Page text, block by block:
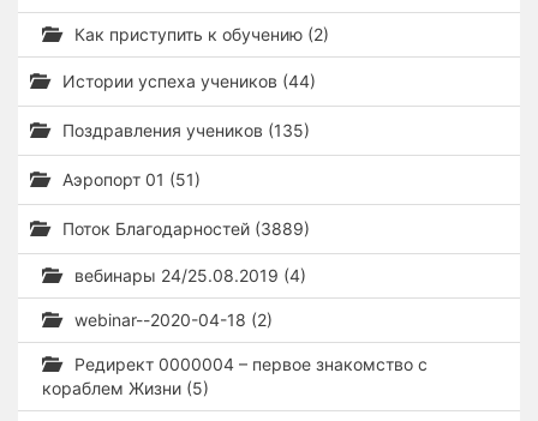
Как приступить к обучению (2)
Истории успеха учеников (44)
Поздравления учеников (135)
Аэропорт 01 (51)
Поток Благодарностей (3889)
вебинары 24/25.08.2019 (4)
webinar--2020-04-18 (2)
Редирект 0000004 – первое знакомство с
кораблем Жизни (5)